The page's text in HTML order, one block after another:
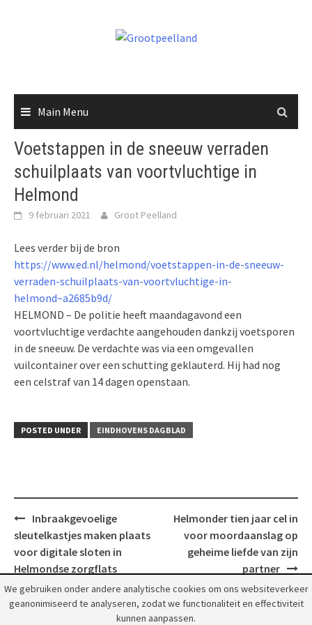
Main Menu
Voetstappen in de sneeuw verraden
schuilplaats van voortvluchtige in
Helmond
9 februari 2021 Groot Peelland
Lees verder bij de bron
https://www.ed.nl/helmond/voetstappen-in-de-sneeuw-
verraden-schuilplaats-van-voortvluchtige-in-
helmond~a2685b9d/
HELMOND – De politie heeft maandagavond een
voortvluchtige verdachte aangehouden dankzij voetsporen
in de sneeuw. De verdachte was via een omgevallen
vuilcontainer over een schutting geklauterd. Hij had nog
een celstraf van 14 dagen openstaan.
POSTED UNDER EINDHOVENS DAGBLAD
Post
navigation
Inbraakgevoelige
sleutelkastjes maken plaats
voor digitale sloten in
Helmondse zorgflats
Helmonder tien jaar cel in
voor moordaanslag op
geheime liefde van zijn
partner
We gebruiken onder andere analytische cookies om ons websiteverkeer
geanonimiseerd te analyseren, zodat we functionaliteit en effectiviteit
kunnen aanpassen.